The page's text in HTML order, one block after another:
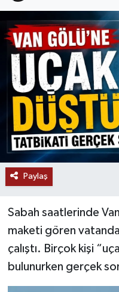
Paylaş
Sabah saatlerinde
maketi gören
çalıştı. Birçok kişi
bulunurken gerçek
Dünya
RESMİ İLANLAR
Haber Arşivi